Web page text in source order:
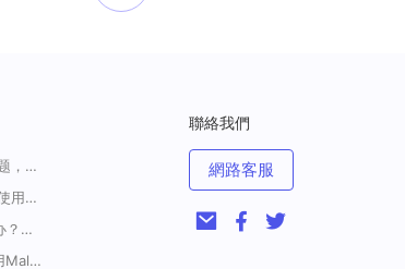
一招解决海外华人收看国内视频问题，强烈安利！
海外如何上爱奇艺看《无忧渡》：使用Malus加速器一键解除地域限制
<腾讯视频海外地区版权限制怎么办？破解腾讯TV地域限制的办法>
海外如何解锁B站（哔哩哔哩）？用Malus加速器解除地域限制，一键流畅追番
聯絡我們
網路客服